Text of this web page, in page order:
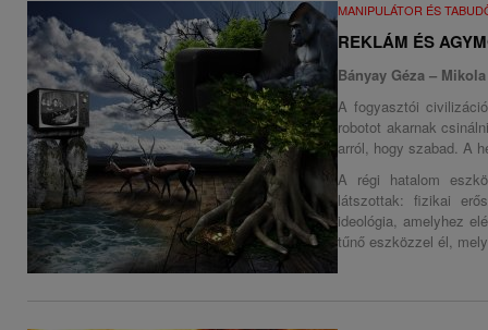
MANIPULÁTOR ÉS
REKLÁM ÉS
Bányay Géza –
A fogyasztói
robotot akarnak
arról, hogy szabad. A
A régi hatalom
látszottak: fizikai
ideológia, amelyhez
tűnő eszközzel él,